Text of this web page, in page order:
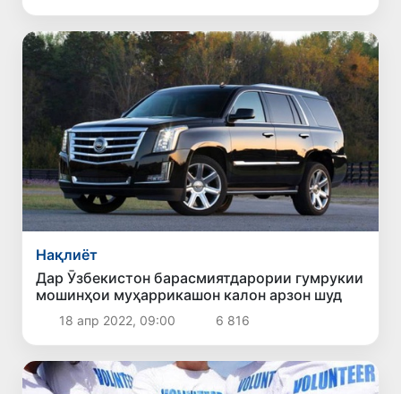
Нақлиёт
Дар Ӯзбекистон барасмиятдарории гумрукии
мошинҳои муҳаррикашон калон арзон шуд
18 апр 2022, 09:00 6 816